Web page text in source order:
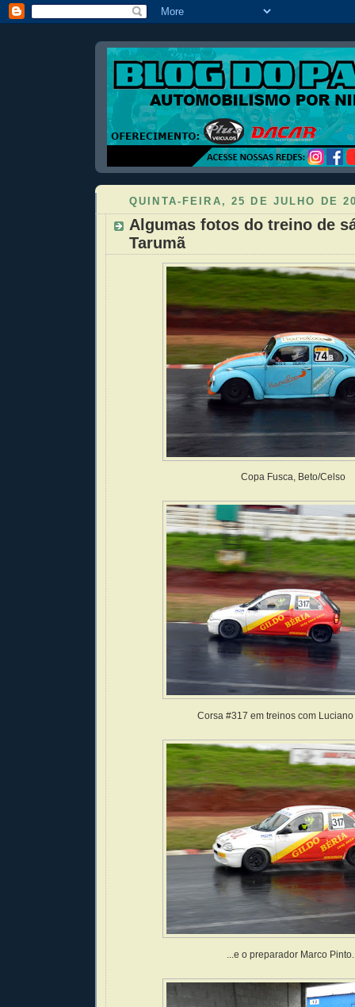
QUINTA-FEIRA, 25 DE JULHO DE
Algumas fotos do treino de
Tarumã
Copa Fusca, Beto/Celso
Corsa #317 em treinos com
...e o preparador Marco